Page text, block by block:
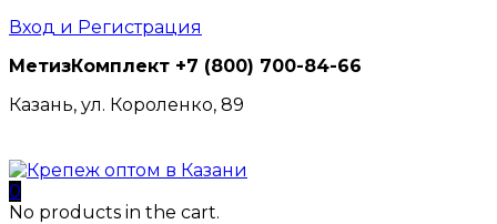
Вход и Регистрация
МетизКомплект +7 (800) 700-84-66
Казань, ул. Короленко, 89
0
No products in the cart.